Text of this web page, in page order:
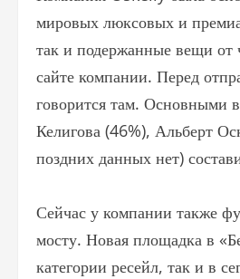
мировых люксовых и
так и подержанные вещи от
сайте компании. Перед
говорится там. Основными
Келигова (46%), Альберт
поздних данных нет)
Сейчас у компании также
мосту. Новая площадка в
категории ресейл, так и в